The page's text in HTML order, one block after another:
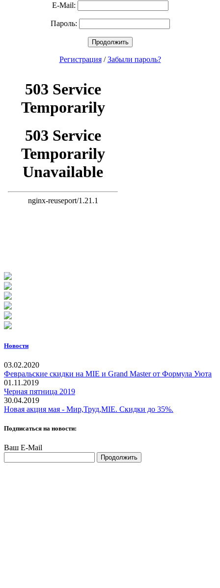
E-Mail:
Пароль:
Продолжить
Регистрация/Забыли пароль?
Новости
03.02.2020
Февральские скидки на MIE и Grand Master от Формула Уюта
01.11.2019
Черная пятница 2019
30.04.2019
Новая акция мая - Мир,Труд,MIE. Скидки до 35%.
Подписаться на новости:
Ваш E-Mail
Продолжить